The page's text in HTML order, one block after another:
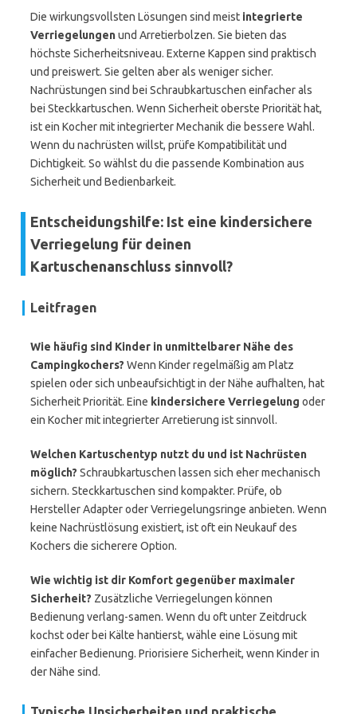
Die wirkungsvollsten Lösungen sind meist integrierte
Verriegelungenund Arretierbolzen. Sie bieten das
höchste Sicherheitsniveau. Externe Kappen sind praktisch
und preiswert. Sie gelten aber als weniger sicher.
Nachrüstungen sind bei Schraubkartuschen einfacher als
bei Steckkartuschen. Wenn Sicherheit oberste Priorität hat,
ist ein Kocher mit integrierter Mechanik die bessere Wahl.
Wenn du nachrüsten willst, prüfe Kompatibilität und
Dichtigkeit. So wählst du die passende Kombination aus
Sicherheit und Bedienbarkeit.
Entscheidungshilfe: Ist eine kindersichere
Verriegelung für deinen
Kartuschenanschluss sinnvoll?
Leitfragen
Wie häufig sind Kinder in unmittelbarer Nähe des
Campingkochers? Wenn Kinder regelmäßig am Platz
spielen oder sich unbeaufsichtigt in der Nähe aufhalten, hat
Sicherheit Priorität. Eine kindersichere Verriegelung oder
ein Kocher mit integrierter Arretierung ist sinnvoll.
Welchen Kartuschentyp nutzt du und ist Nachrüsten
möglich? Schraubkartuschen lassen sich eher mechanisch
sichern. Steckkartuschen sind kompakter. Prüfe, ob
Hersteller Adapter oder Verriegelungsringe anbieten. Wenn
keine Nachrüstlösung existiert, ist oft ein Neukauf des
Kochers die sicherere Option.
Wie wichtig ist dir Komfort gegenüber maximaler
Sicherheit? Zusätzliche Verriegelungen können
Bedienung verlang-samen. Wenn du oft unter Zeitdruck
kochst oder bei Kälte hantierst, wähle eine Lösung mit
einfacher Bedienung. Priorisiere Sicherheit, wenn Kinder in
der Nähe sind.